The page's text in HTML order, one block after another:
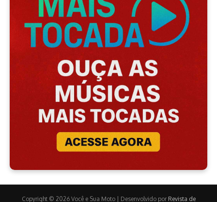
Copyright © 2026 Você e Sua Moto | Desenvolvido por Revista de